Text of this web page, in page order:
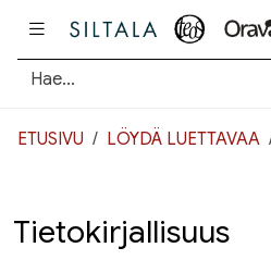
ETUSIVU LÖYDÄ LUETTAVAA
Tietokirjallisuus